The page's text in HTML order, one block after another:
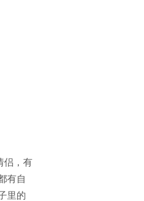
侣，有
有自
里的